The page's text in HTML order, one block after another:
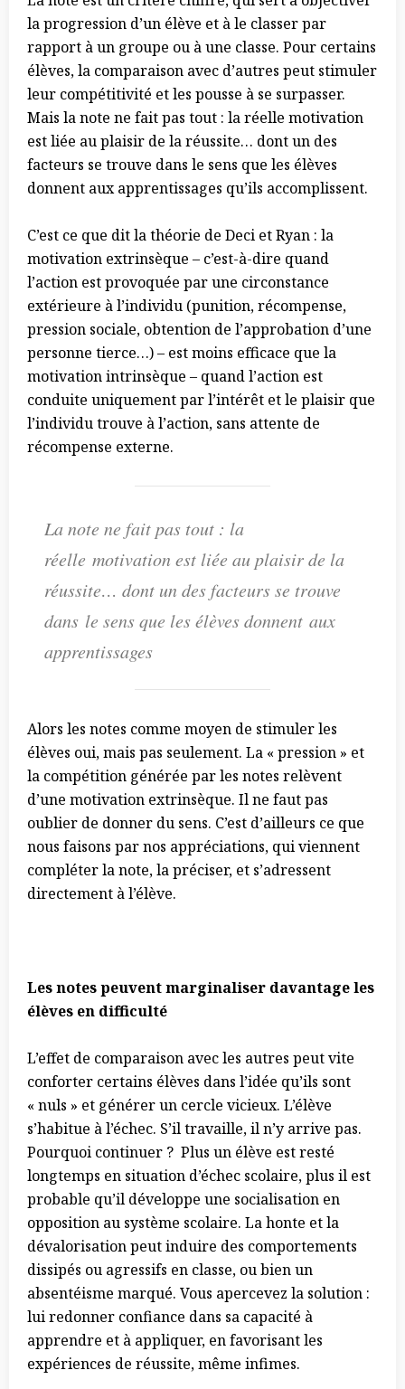
la progression d’un élève et à le classer par
rapport à un groupe ou à une classe. Pour certains
élèves, la comparaison avec d’autres peut stimuler
leur compétitivité et les pousse à se surpasser.
Mais la note ne fait pas tout : la réelle motivation
est liée au plaisir de la réussite… dont un des
facteurs se trouve dans le sens que les élèves
donnent aux apprentissages qu’ils accomplissent.
C’est ce que dit la théorie de Deci et Ryan : la
motivation extrinsèque – c’est-à-dire quand
l’action est provoquée par une circonstance
extérieure à l’individu (punition, récompense,
pression sociale, obtention de l’approbation d’une
personne tierce…) – est moins efficace que la
motivation intrinsèque – quand l’action est
conduite uniquement par l’intérêt et le plaisir que
l’individu trouve à l’action, sans attente de
récompense externe.
La note ne fait pas tout : la
réelle motivation est liée au plaisir de la
réussite… dont un des facteurs se trouve
dans le sens que les élèves donnent aux
apprentissages
Alors les notes comme moyen de stimuler les
élèves oui, mais pas seulement. La « pression » et
la compétition générée par les notes relèvent
d’une motivation extrinsèque. Il ne faut pas
oublier de donner du sens. C’est d’ailleurs ce que
nous faisons par nos appréciations, qui viennent
compléter la note, la préciser, et s’adressent
directement à l’élève.
Les notes peuvent marginaliser davantage les
élèves en difficulté
L’effet de comparaison avec les autres peut vite
conforter certains élèves dans l’idée qu’ils sont
« nuls » et générer un cercle vicieux. L’élève
s’habitue à l’échec. S’il travaille, il n’y arrive pas.
Pourquoi continuer ? Plus un élève est resté
longtemps en situation d’échec scolaire, plus il est
probable qu’il développe une socialisation en
opposition au système scolaire. La honte et la
dévalorisation peut induire des comportements
dissipés ou agressifs en classe, ou bien un
absentéisme marqué. Vous apercevez la solution :
lui redonner confiance dans sa capacité à
apprendre et à appliquer, en favorisant les
expériences de réussite, même infimes.